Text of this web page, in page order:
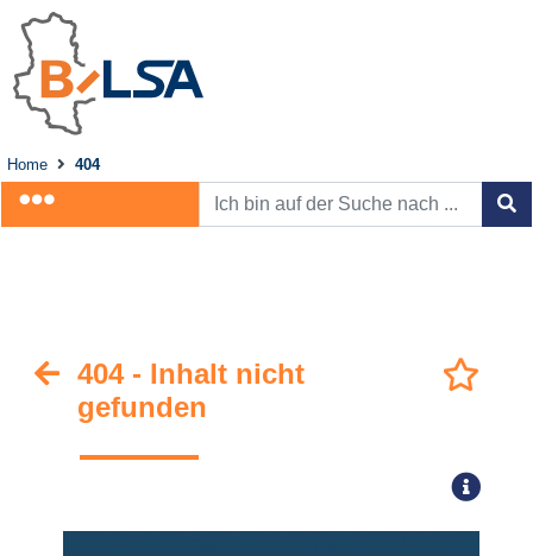
Home 404
404 - Inhalt nicht
gefunden